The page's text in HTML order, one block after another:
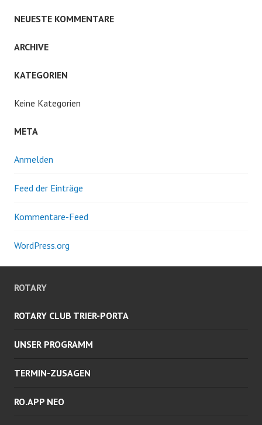
NEUESTE KOMMENTARE
ARCHIVE
KATEGORIEN
Keine Kategorien
META
Anmelden
Feed der Einträge
Kommentare-Feed
WordPress.org
ROTARY
ROTARY CLUB TRIER-PORTA
UNSER PROGRAMM
TERMIN-ZUSAGEN
RO.APP NEO